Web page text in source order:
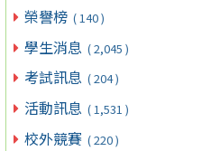
榮譽榜 ( 140 )
學生消息 ( 2,045 )
考試訊息 ( 204 )
活動訊息 ( 1,531 )
校外競賽 ( 220 )